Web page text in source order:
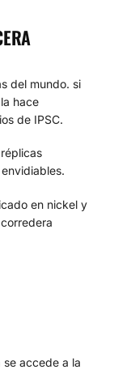
del mundo. si
hace
de IPSC.
en nickel y
accede a la